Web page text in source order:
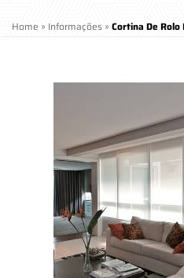
Home » Informações » Cortina De